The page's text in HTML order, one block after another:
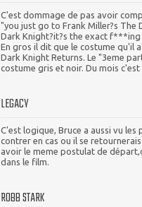
C'est dommage de pas avoir
"you just go to Frank Miller?s
Dark Knight?it?s the exact
En gros il dit que le costume qu'il
Dark Knight Returns. Le "3eme
costume gris et noir. Du mois c'est
LEGACY
C'est logique, Bruce a aussi vu
contrer en cas ou il se
avoir le meme postulat de
dans le film.
ROBB STARK